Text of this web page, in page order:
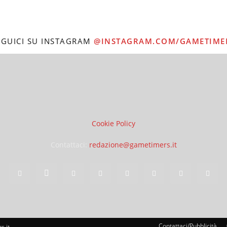
SU INSTAGRAM @INSTAGRAM.COM/
Cookie Policy
redazione@gametimers.it